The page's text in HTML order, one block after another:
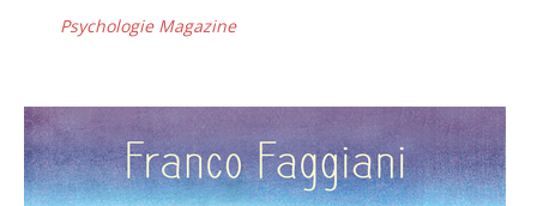
Psychologie Magazine